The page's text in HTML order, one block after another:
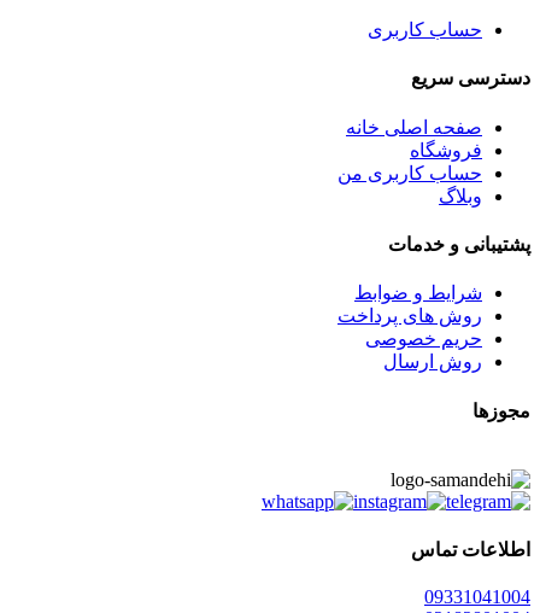
حساب کاربری
دسترسی سریع
صفحه اصلی خانه
فروشگاه
حساب کاربری من
وبلاگ
پشتیبانی و خدمات
شرایط و ضوابط
روش های پرداخت
حریم خصوصی
روش ارسال
مجوزها
اطلاعات تماس
09331041004